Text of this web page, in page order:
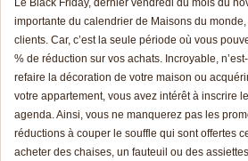
Le Black Friday, dernier vendredi du mois du
importante du calendrier de Maisons du
clients. Car, c’est la seule période où vous
% de réduction sur vos achats. Incroyable,
refaire la décoration de votre maison ou
votre appartement, vous avez intérêt à inscrire
agenda. Ainsi, vous ne manquerez pas les
réductions à couper le souffle qui sont offertes
acheter des chaises, un fauteuil ou des